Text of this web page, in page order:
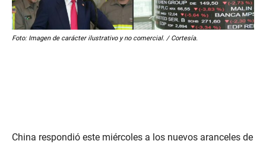
Foto: Imagen de carácter ilustrativo y no comercial. / Cortesía.
China respondió este miércoles a los nuevos aranceles de